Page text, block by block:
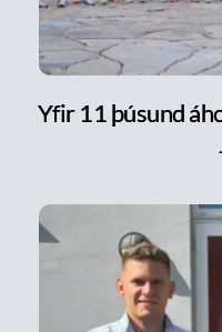
Yfir 11 þúsund